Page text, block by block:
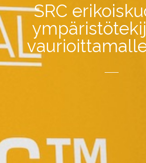
SRC
vaurioittamalle